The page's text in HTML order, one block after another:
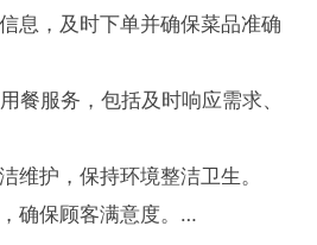
息，及时下单并确保菜品准确
餐服务，包括及时响应需求、
维护，保持环境整洁卫生。
确保顾客满意度。